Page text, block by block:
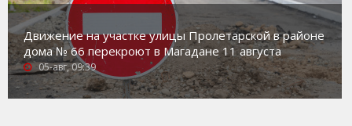
Движение на участке улицы Пролетарской в районе
дома № 66 перекроют в Магадане 11 августа
05-авг, 09:39